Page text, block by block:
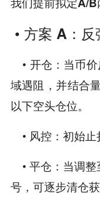
• 方案 A ：
• 开仓：当币
域遇阻，并结合
以下空头仓位。
• 风控：初始止
• 平仓：当调整
号，可逐步清仓获